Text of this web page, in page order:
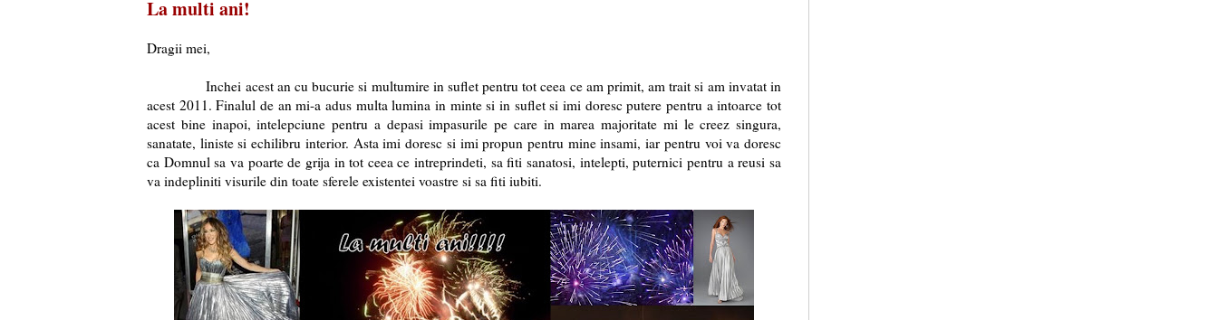
La multi ani!
Dragii mei,
Inchei acest an cu bucurie si multumire in suflet pentru tot ceea ce am primit, am trait si am invatat in
acest 2011. Finalul de an mi-a adus multa lumina in minte si in suflet si imi doresc putere pentru a intoarce tot
acest bine inapoi, intelepciune pentru a depasi impasurile pe care in marea majoritate mi le creez singura,
sanatate, liniste si echilibru interior. Asta imi doresc si imi propun pentru mine insami, iar pentru voi va doresc
ca Domnul sa va poarte de grija in tot ceea ce intreprindeti, sa fiti sanatosi, intelepti, puternici pentru a reusi sa
va indepliniti visurile din toate sferele existentei voastre si sa fiti iubiti.